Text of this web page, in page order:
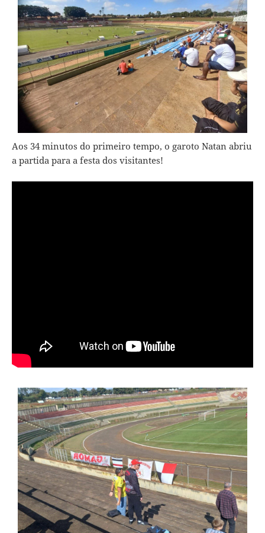
Aos 34 minutos do primeiro tempo, o garoto Natan abriu
a partida para a festa dos visitantes!